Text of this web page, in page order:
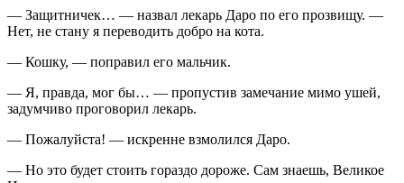
— Защитничек… — назвал лекарь Даро по его прозвищу. —
Нет, не стану я переводить добро на кота.
— Кошку, — поправил его мальчик.
— Я, правда, мог бы… — пропустив замечание мимо ушей,
задумчиво проговорил лекарь.
— Пожалуйста! — искренне взмолился Даро.
— Но это будет стоить гораздо дороже. Сам знаешь, Великое